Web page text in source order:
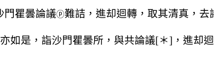
門瞿曇論議ⓟ難詰，進却迴轉，取其清真，去
如是，詣沙門瞿曇所，與共論議[＊]，進却